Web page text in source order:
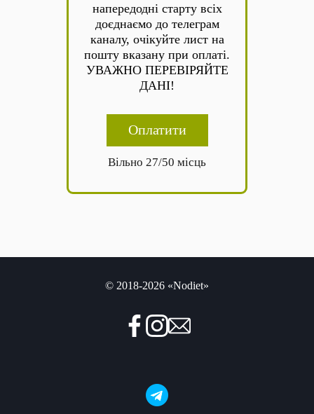
напередодні старту всіх
доєднаємо до телеграм
каналу, очікуйте лист на
пошту вказану при оплаті.
УВАЖНО ПЕРЕВІРЯЙТЕ
ДАНІ!
Оплатити
Вільно 27/50 місць
© 2018-2026 «Nodiet»